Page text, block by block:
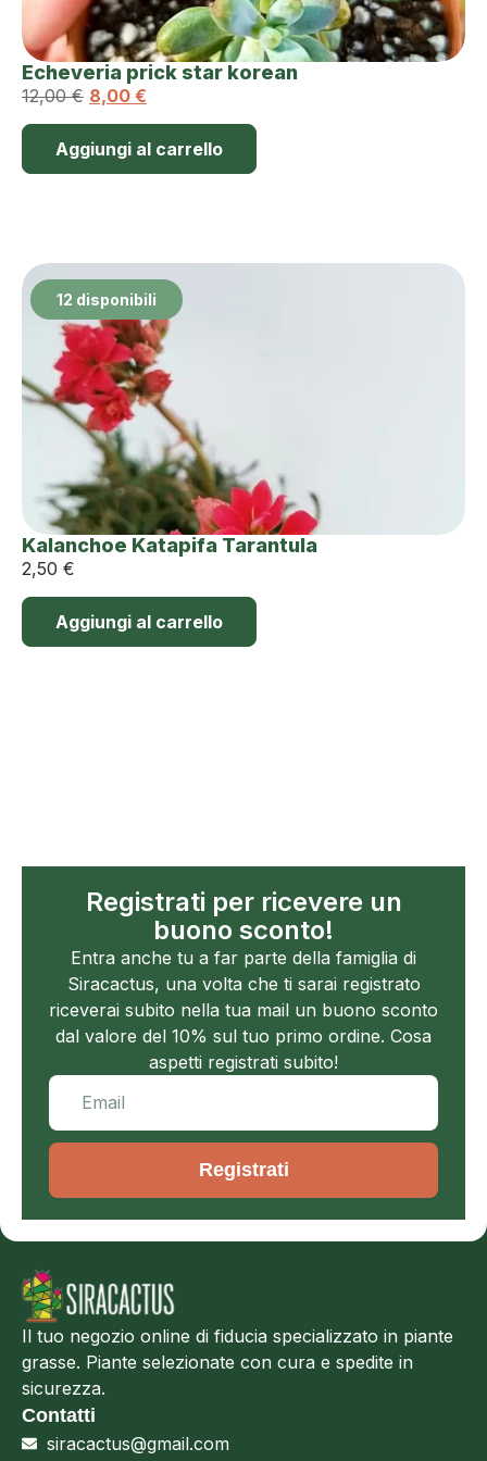
Echeveria prick star korean
12,00€ 8,00 €
Aggiungi al carrello
12 disponibili
Kalanchoe Katapifa Tarantula
2,50 €
Aggiungi al carrello
Registrati per ricevere un
buono sconto!
Entra anche tu a far parte della famiglia di
Siracactus, una volta che ti sarai registrato
riceverai subito nella tua mail un buono sconto
dal valore del 10% sul tuo primo ordine. Cosa
aspetti registrati subito!
Registrati
Il tuo negozio online di fiducia specializzato in piante
grasse. Piante selezionate con cura e spedite in
sicurezza.
Contatti
siracactus@gmail.com